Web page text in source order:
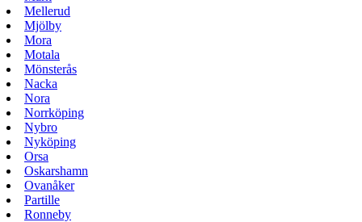
Mellerud
Mjölby
Mora
Motala
Mönsterås
Nacka
Nora
Norrköping
Nybro
Nyköping
Orsa
Oskarshamn
Ovanåker
Partille
Ronneby